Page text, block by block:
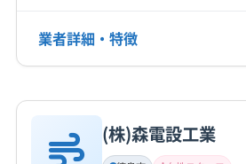
公式サイトを見る
業者詳細・特徴
基本情報
代表者名
(株)森電設工業